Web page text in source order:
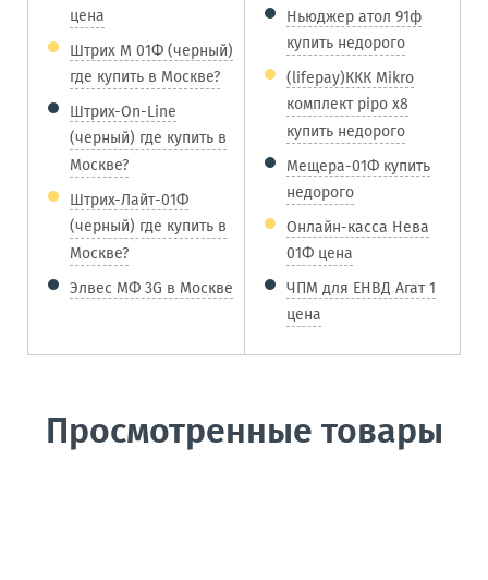
цена
Штрих М 01Ф (черный)
где купить в Москве?
Штрих-On-Line
(черный) где купить в
Москве?
Штрих-Лайт-01Ф
(черный) где купить в
Москве?
Элвес МФ 3G в Москве
Ньюджер атол 91ф
купить недорого
(lifepay)ККК Mikro
комплект pipo x8
купить недорого
Мещера-01Ф купить
недорого
Онлайн-касса Нева
01Ф цена
ЧПМ для ЕНВД Агат 1
цена
Просмотренные товары